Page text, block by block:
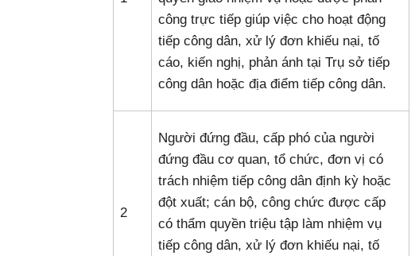
công trực tiếp giúp việc cho hoạt động
tiếp công dân, xử lý đơn khiếu nại, tố
cáo, kiến nghị, phản ánh tại Trụ sở tiếp
công dân hoặc địa điểm tiếp công dân.
2
Người đứng đầu, cấp phó của người
đứng đầu cơ quan, tổ chức, đơn vị có
trách nhiệm tiếp công dân định kỳ hoặc
đột xuất; cán bộ, công chức được cấp
có thẩm quyền triệu tập làm nhiệm vụ
tiếp công dân, xử lý đơn khiếu nại, tố